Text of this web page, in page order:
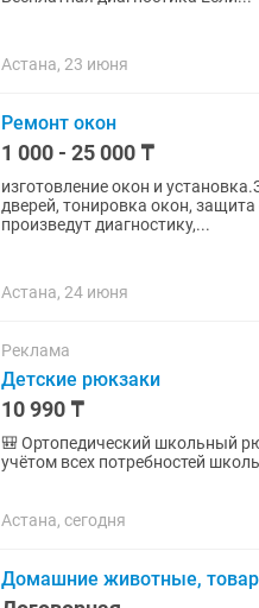
Астана, 23 июня
Ремонт окон
1 000 - 25 000 ₸
изготовление окон и установка.Замена
дверей, тонировка окон,
произведут диагностику,...
Астана, 24 июня
Реклама
Детские рюкзаки
10 990 ₸
🎒 Ортопедический школьный
учётом всех потребностей школьника: Ортопедическая спинка и
Астана, сегодня
Домашние животные,